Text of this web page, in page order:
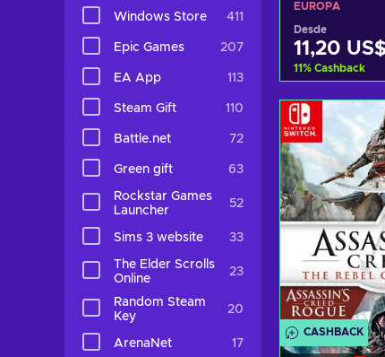
Windows Store 411
Epic Games 207
EA App 113
Steam Gift 110
Battle.net 72
Green gift 63
Rockstar Games
Launcher
52
Sims 3 website 33
The Elder Scrolls
Online
23
Random Steam
Key
20
ArenaNet 17
EUROPA
Desde
11,20 US$
11% Cashback
Añadir
Ver
CASHBACK